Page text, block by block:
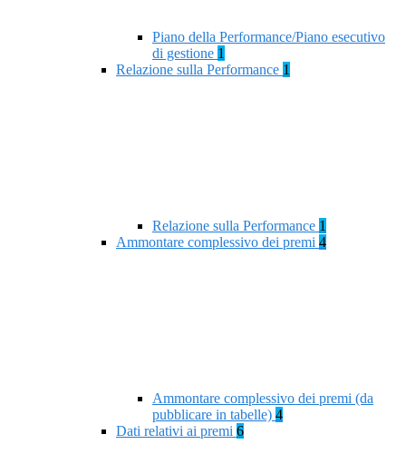
Piano della Performance/Piano esecutivo
di gestione 1
Relazione sulla Performance 1
Relazione sulla Performance 1
Ammontare complessivo dei premi 4
Ammontare complessivo dei premi (da
pubblicare in tabelle) 4
Dati relativi ai premi 6